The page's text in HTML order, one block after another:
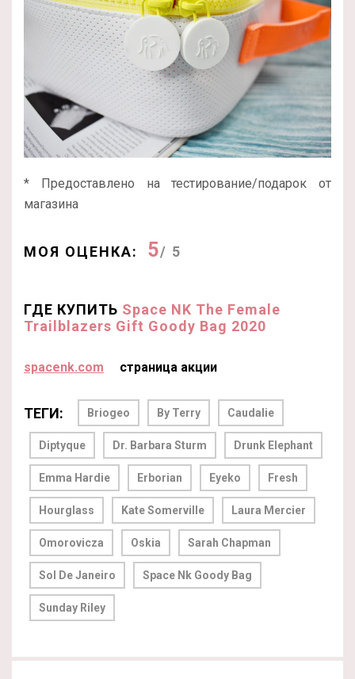
* Предоставлено на тестирование/подарок от
магазина
МОЯ ОЦЕНКА: 5/ 5
ГДЕ КУПИТЬ Space NK The Female
Trailblazers Gift Goody Bag 2020
spacenk.com страница акции
ТЕГИ: Briogeo By Terry Caudalie
Diptyque Dr. Barbara Sturm Drunk Elephant
Emma Hardie Erborian Eyeko Fresh
Hourglass Kate Somerville Laura Mercier
Omorovicza Oskia Sarah Chapman
Sol De Janeiro Space Nk Goody Bag
Sunday Riley